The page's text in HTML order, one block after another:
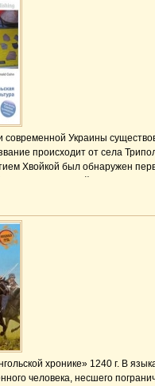
современной Украины
происходит от села
Хвойкой был обнаружен
больших глиняных с
считать первыми в мире
хронике» 1240 г. В
человека, несшего